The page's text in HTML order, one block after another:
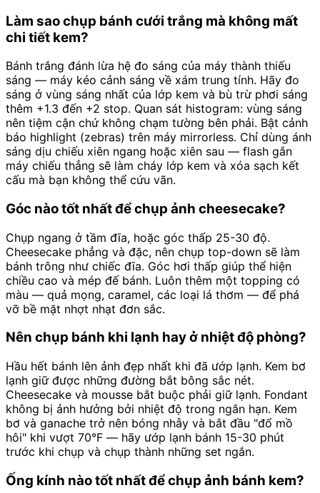
Làm sao chụp bánh cưới trắng mà không mất
chi tiết kem?
Bánh trắng đánh lừa hệ đo sáng của máy thành thiếu
sáng — máy kéo cảnh sáng về xám trung tính. Hãy đo
sáng ở vùng sáng nhất của lớp kem và bù trừ phơi sáng
thêm +1.3 đến +2 stop. Quan sát histogram: vùng sáng
nên tiệm cận chứ không chạm tường bên phải. Bật cảnh
báo highlight (zebras) trên máy mirrorless. Chỉ dùng ánh
sáng dịu chiếu xiên ngang hoặc xiên sau — flash gắn
máy chiếu thẳng sẽ làm cháy lớp kem và xóa sạch kết
cấu mà bạn không thể cứu vãn.
Góc nào tốt nhất để chụp ảnh cheesecake?
Chụp ngang ở tầm đĩa, hoặc góc thấp 25-30 độ.
Cheesecake phẳng và đặc, nên chụp top-down sẽ làm
bánh trông như chiếc đĩa. Góc hơi thấp giúp thể hiện
chiều cao và mép đế bánh. Luôn thêm một topping có
màu — quả mọng, caramel, các loại lá thơm — để phá
vỡ bề mặt nhợt nhạt đơn sắc.
Nên chụp bánh khi lạnh hay ở nhiệt độ phòng?
Hầu hết bánh lên ảnh đẹp nhất khi đã ướp lạnh. Kem bơ
lạnh giữ được những đường bắt bông sắc nét.
Cheesecake và mousse bắt buộc phải giữ lạnh. Fondant
không bị ảnh hưởng bởi nhiệt độ trong ngắn hạn. Kem
bơ và ganache trở nên bóng nhẫy và bắt đầu "đổ mồ
hôi" khi vượt 70°F — hãy ướp lạnh bánh 15-30 phút
trước khi chụp và chụp thành những set ngắn.
Ống kính nào tốt nhất để chụp ảnh bánh kem?